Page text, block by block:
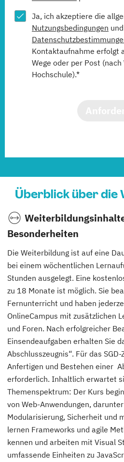
Ja, ich akzeptiere die
Nutzungsbedingungen
Kontaktaufnahme erfolgt
Wege oder per Post (nach
Hochschule).*
Überblick über die
Besonderheiten
Die Weiterbildung ist auf eine
bei einem wöchentlichen
Stunden ausgelegt. Eine
zu 18 Monate ist möglich. Sie
Fernunterricht und haben
OnlineCampus mit zusätzlichen
und Foren. Nach erfolgreicher
Einsendeaufgaben erhalten Sie
Abschlusszeugnis“. Für das
Anfertigen und Bestehen einer
erforderlich. Inhaltlich erwartet
Themenspektrum: Der Kurs
von Web-Anwendungen,
Modularisierung, Sicherheit und
lernen Frameworks und agile
kennen und arbeiten mit Visual
umfassende Einheiten zu